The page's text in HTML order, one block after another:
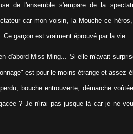
de l'ensemble s'empare de la
car mon voisin, la Mouche ce
garçon est vraiment éprouvé par la vie.
d'abord Miss Ming... Si elle m'avait
est pour le moins étrange et assez
bouche entrouverte, démarche
? Je n'irai pas jusque là car je ne